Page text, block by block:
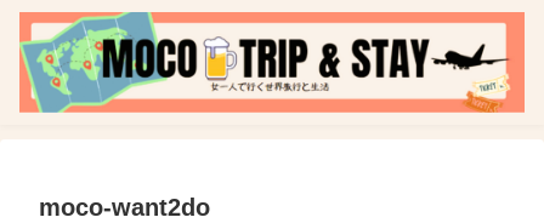
moco-want2do